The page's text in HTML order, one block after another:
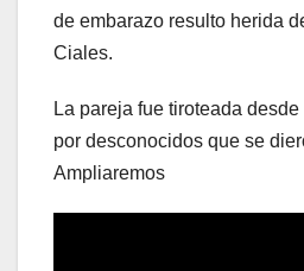
de embarazo resulto herida
Ciales.
La pareja fue tiroteada
por desconocidos que se
Ampliaremos